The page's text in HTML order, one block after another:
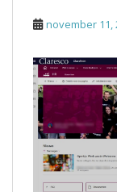
november 11,